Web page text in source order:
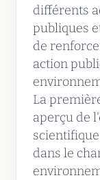
différents
publiques
de
action
La
aperçu de
dans le